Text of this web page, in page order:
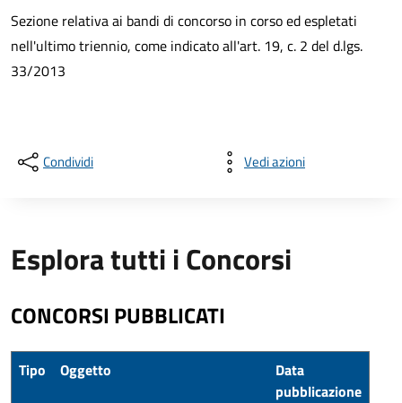
Sezione relativa ai bandi di concorso in corso ed espletati
nell'ultimo triennio, come indicato all'art. 19, c. 2 del d.lgs.
33/2013
Condividi Vedi azioni
Esplora tutti i Concorsi
CONCORSI PUBBLICATI
Tipo Oggetto
Data
pubblicazione